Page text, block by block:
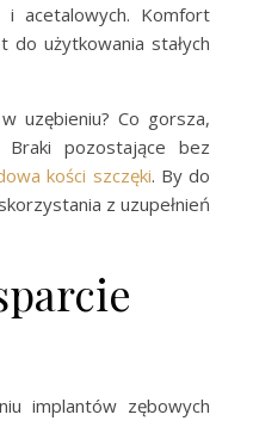
acetalowych. Komfort
użytkowania stałych
uzębieniu? Co gorsza,
pozostające bez
kości szczęki. By do
z uzupełnień
implantów zębowych